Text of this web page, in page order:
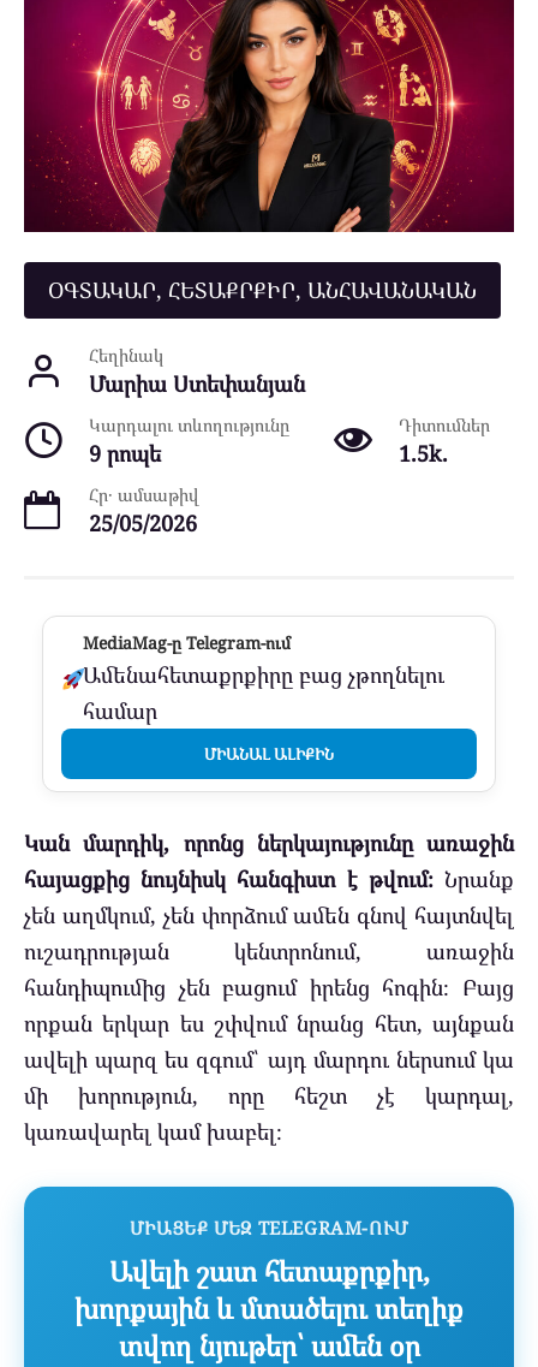
ՕԳՏԱԿԱՐ, ՀԵՏԱՔՐՔԻՐ, ԱՆՀԱՎԱՆԱԿԱՆ
Հեղինակ
Մարիա Ստեփանյան
Կարդալու տևողությունը
9 րոպե
Դիտումներ
1.5k.
Հր․ ամսաթիվ
25/05/2026
MediaMag-ը Telegram-ում
Ամենահետաքրքիրը բաց չթողնելու
համար
ՄԻԱՆԱԼ ԱԼԻՔԻՆ
Կան մարդիկ, որոնց ներկայությունը առաջին
հայացքից նույնիսկ հանգիստ է թվում։Նրանք
չեն աղմկում, չեն փորձում ամեն գնով հայտնվել
ուշադրության կենտրոնում, առաջին
հանդիպումից չեն բացում իրենց հոգին։ Բայց
որքան երկար ես շփվում նրանց հետ, այնքան
ավելի պարզ ես զգում՝ այդ մարդու ներսում կա
մի խորություն, որը հեշտ չէ կարդալ,
կառավարել կամ խաբել։
ՄԻԱՑԵՔ ՄԵԶ TELEGRAM-ՈՒՄ
Ավելի շատ հետաքրքիր,
խորքային և մտածելու տեղիք
տվող նյութեր՝ ամեն օր